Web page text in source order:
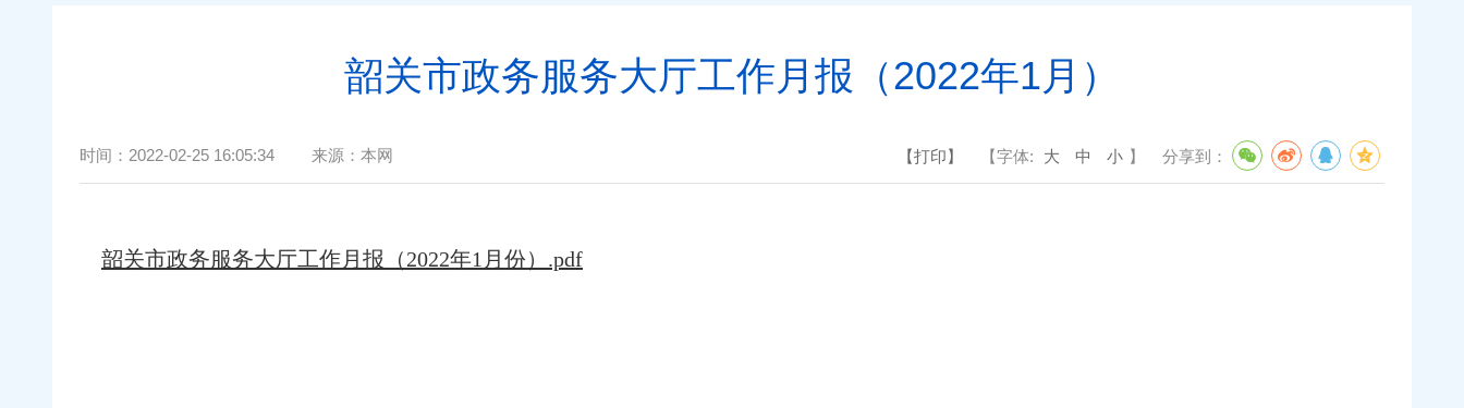
韶关市政务服务大厅工作月报（2022年1月）
时间： 2022-02-25 16:05:34 来源： 本网 【打印】 【字体: 大 中 小 】 分享到：
韶关市政务服务大厅工作月报（2022年1月份）.pdf